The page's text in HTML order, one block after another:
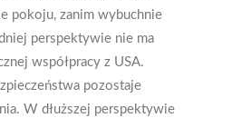
pokoju, zanim wybuchnie
perspektywie nie ma
współpracy z USA.
pozostaje
W dłuższej perspektywie